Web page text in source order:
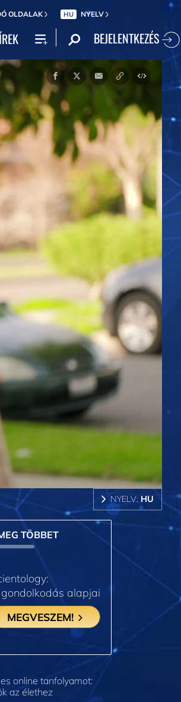
OLDALAK HU NYELV
BEJELENTKEZÉS
NYELV: HU
TÖBBET
alapjai
MEGVESZEM!
online tanfolyamot:
az élethez